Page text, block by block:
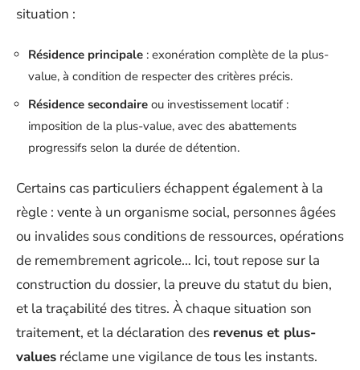
situation :
Résidence principale : exonération complète de la plus-
value, à condition de respecter des critères précis.
Résidence secondaire ou investissement locatif :
imposition de la plus-value, avec des abattements
progressifs selon la durée de détention.
Certains cas particuliers échappent également à la
règle : vente à un organisme social, personnes âgées
ou invalides sous conditions de ressources, opérations
de remembrement agricole… Ici, tout repose sur la
construction du dossier, la preuve du statut du bien,
et la traçabilité des titres. À chaque situation son
traitement, et la déclaration des revenus et plus-
values réclame une vigilance de tous les instants.